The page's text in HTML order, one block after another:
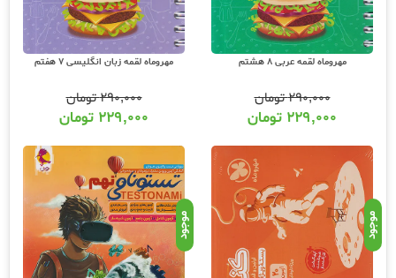
مهروماه لقمه عربی 8 هشتم
۲۹۰,۰۰۰تومان
۲۲۹,۰۰۰ تومان
مهروماه لقمه زبان انگلیسی 7 هفتم
۲۹۰,۰۰۰تومان
۲۲۹,۰۰۰ تومان
موجود موجود